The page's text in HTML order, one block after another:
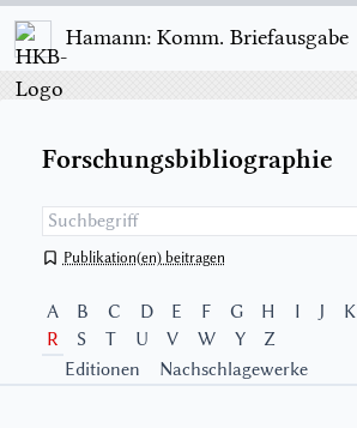
Hamann: Komm. Briefausgabe
Forschungsbibliographie
Publikation(en) beitragen
A B C D E F G H J K
R
S T U V W Y
Z
Editionen
Nachschlagewerke